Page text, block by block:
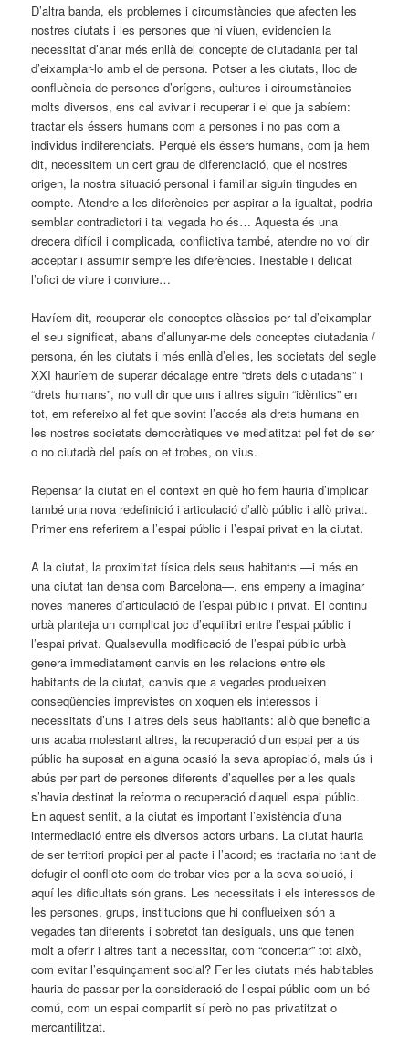
D’altra banda, els problemes i circumstàncies que afecten les
nostres ciutats i les persones que hi viuen, evidencien la
necessitat d’anar més enllà del concepte de ciutadania per tal
d’eixamplar-lo amb el de persona. Potser a les ciutats, lloc de
confluència de persones d’orígens, cultures i circumstàncies
molts diversos, ens cal avivar i recuperar i el que ja sabíem:
tractar els éssers humans com a persones i no pas com a
individus indiferenciats. Perquè els éssers humans, com ja hem
dit, necessitem un cert grau de diferenciació, que el nostres
origen, la nostra situació personal i familiar siguin tingudes en
compte. Atendre a les diferències per aspirar a la igualtat, podria
semblar contradictori i tal vegada ho és… Aquesta és una
drecera difícil i complicada, conflictiva també, atendre no vol dir
acceptar i assumir sempre les diferències. Inestable i delicat
l’ofici de viure i conviure…
Havíem dit, recuperar els conceptes clàssics per tal d’eixamplar
el seu significat, abans d’allunyar-me dels conceptes ciutadania /
persona, én les ciutats i més enllà d’elles, les societats del segle
XXI hauríem de superar décalage entre “drets dels ciutadans” i
“drets humans”, no vull dir que uns i altres siguin “idèntics” en
tot, em refereixo al fet que sovint l’accés als drets humans en
les nostres societats democràtiques ve mediatitzat pel fet de ser
o no ciutadà del país on et trobes, on vius.
Repensar la ciutat en el context en què ho fem hauria d’implicar
també una nova redefinició i articulació d’allò públic i allò privat.
Primer ens referirem a l’espai públic i l’espai privat en la ciutat.
A la ciutat, la proximitat física dels seus habitants —i més en
una ciutat tan densa com Barcelona—, ens empeny a imaginar
noves maneres d’articulació de l’espai públic i privat. El continu
urbà planteja un complicat joc d’equilibri entre l’espai públic i
l’espai privat. Qualsevulla modificació de l’espai públic urbà
genera immediatament canvis en les relacions entre els
habitants de la ciutat, canvis que a vegades produeixen
conseqüències imprevistes on xoquen els interessos i
necessitats d’uns i altres dels seus habitants: allò que beneficia
uns acaba molestant altres, la recuperació d’un espai per a ús
públic ha suposat en alguna ocasió la seva apropiació, mals ús i
abús per part de persones diferents d’aquelles per a les quals
s’havia destinat la reforma o recuperació d’aquell espai públic.
En aquest sentit, a la ciutat és important l’existència d’una
intermediació entre els diversos actors urbans. La ciutat hauria
de ser territori propici per al pacte i l’acord; es tractaria no tant de
defugir el conflicte com de trobar vies per a la seva solució, i
aquí les dificultats són grans. Les necessitats i els interessos de
les persones, grups, institucions que hi conflueixen són a
vegades tan diferents i sobretot tan desiguals, uns que tenen
molt a oferir i altres tant a necessitar, com “concertar” tot això,
com evitar l’esquinçament social? Fer les ciutats més habitables
hauria de passar per la consideració de l’espai públic com un bé
comú, com un espai compartit sí però no pas privatitzat o
mercantilitzat.